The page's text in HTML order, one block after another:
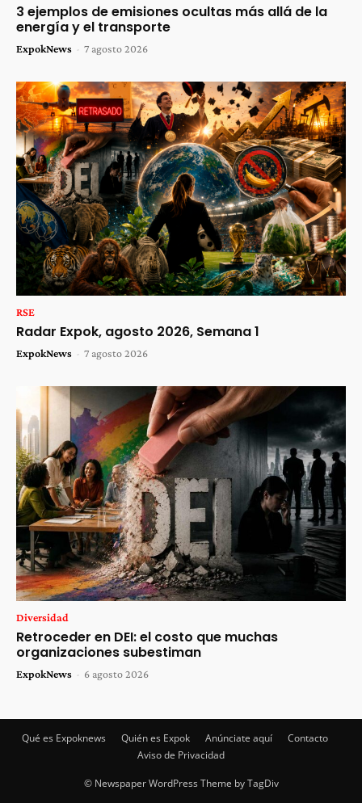
3 ejemplos de emisiones ocultas más allá de la
energía y el transporte
ExpokNews - 7 agosto 2026
RSE
Radar Expok, agosto 2026, Semana 1
ExpokNews - 7 agosto 2026
Diversidad
Retroceder en DEI: el costo que muchas
organizaciones subestiman
ExpokNews - 6 agosto 2026
Qué es Expoknews Quién es Expok Anúnciate aquí
Contacto
Aviso de Privacidad
© Newspaper WordPress Theme by TagDiv